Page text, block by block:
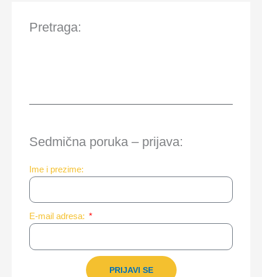
Pretraga:
Sedmična poruka – prijava:
Ime i prezime:
E-mail adresa:
PRIJAVI SE